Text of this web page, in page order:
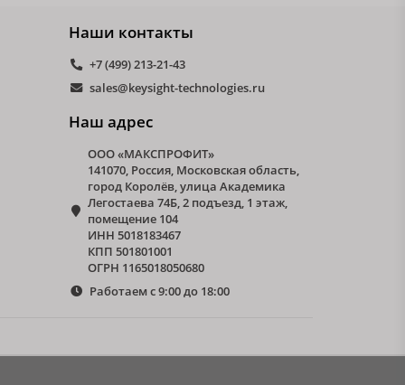
Наши контакты
+7 (499) 213-21-43
sales@keysight-technologies.ru
Наш адрес
ООО «МАКСПРОФИТ»
141070, Россия, Московская область,
город Королёв, улица Академика
Легостаева 74Б, 2 подъезд, 1 этаж,
помещение 104
ИНН 5018183467
КПП 501801001
ОГРН 1165018050680
Работаем с 9:00 до 18:00